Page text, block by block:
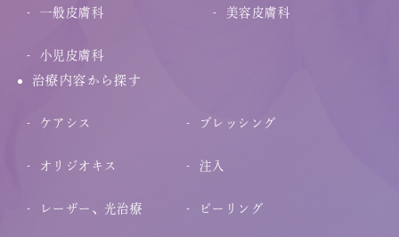
一般皮膚科 美容皮膚科
小児皮膚科
治療内容から探す
ケアシス ブレッシング
オリジオキス 注入
レーザー、光治療 ピーリング